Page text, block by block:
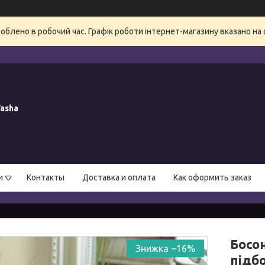
в робочий час. Графік роботи інтернет-магазину вказано на
Контакты Доставка и оплата Как оформить заказ
–16%